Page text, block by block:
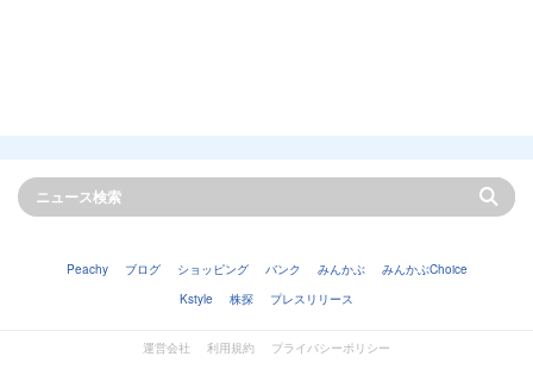
Peachy ブログ ショッピング バンク みんかぶ
みんかぶChoice
Kstyle
株探 プレスリリース
運営会社 利用規約 プライバシーポリシー